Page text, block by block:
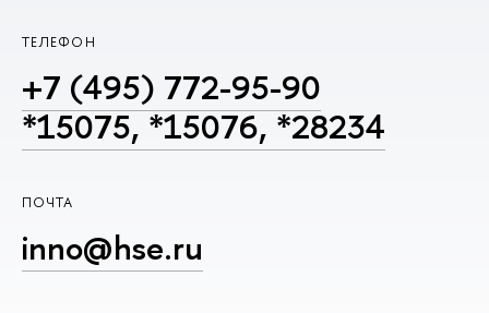
ТЕЛЕФОН
+7 (495) 772-95-90
*15075, *15076, *28234
ПОЧТА
inno@hse.ru